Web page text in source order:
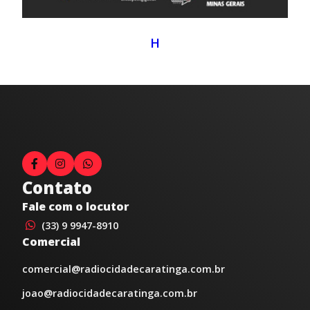
H
Contato
Fale com o locutor
(33) 9 9947-8910
Comercial
comercial@radiocidadecaratinga.com.br
joao@radiocidadecaratinga.com.br